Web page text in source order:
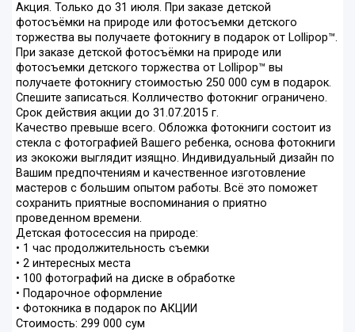
Акция. Только до 31 июля. При заказе детской
фотосъёмки на природе или фотосъемки детского
торжества вы получаете фотокнигу в подарок от Lollipop™.
При заказе детской фотосъёмки на природе или
фотосъемки детского торжества от Lollipop™ вы
получаете фотокнигу стоимостью 250 000 сум в подарок.
Спешите записаться. Колличество фотокниг ограничено.
Срок действия акции до 31.07.2015 г.
Качество превыше всего. Обложка фотокниги состоит из
стекла с фотографией Вашего ребенка, основа фотокниги
из экокожи выглядит изящно. Индивидуальный дизайн по
Вашим предпочтениям и качественное изготовление
мастеров с большим опытом работы. Всё это поможет
сохранить приятные воспоминания о приятно
проведенном времени.
Детская фотосессия на природе:
• 1 час продолжительность съемки
• 2 интересных места
• 100 фотографий на диске в обработке
• Подарочное оформление
• Фотокника в подарок по АКЦИИ
Стоимость: 299 000 сум